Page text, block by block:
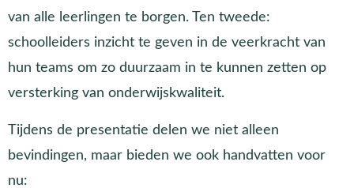
van alle leerlingen te borgen. Ten tweede:
schoolleiders inzicht te geven in de veerkracht van
hun teams om zo duurzaam in te kunnen zetten op
versterking van onderwijskwaliteit.
Tijdens de presentatie delen we niet alleen
bevindingen, maar bieden we ook handvatten voor
nu: